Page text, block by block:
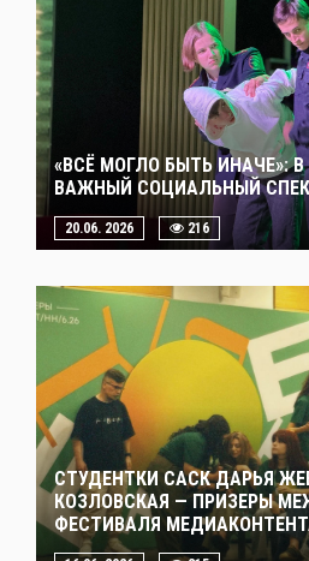
«ВСЁ МОГЛО БЫТЬ ИНАЧЕ»:
ВАЖНЫЙ СОЦИАЛЬНЫЙ
20.06. 2026 216
СТУДЕНТКИ САСК ДАРЬЯ
КОЗЛОВСКАЯ — ПРИЗЕРЫ
ФЕСТИВАЛЯ